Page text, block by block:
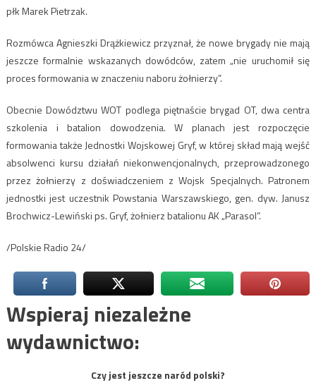
płk Marek Pietrzak.
Rozmówca Agnieszki Drążkiewicz przyznał, że nowe brygady nie mają
jeszcze formalnie wskazanych dowódców, zatem „nie uruchomił się
proces formowania w znaczeniu naboru żołnierzy”.
Obecnie Dowództwu WOT podlega piętnaście brygad OT, dwa centra
szkolenia i batalion dowodzenia. W planach jest rozpoczęcie
formowania także Jednostki Wojskowej Gryf, w której skład mają wejść
absolwenci kursu działań niekonwencjonalnych, przeprowadzonego
przez żołnierzy z doświadczeniem z Wojsk Specjalnych. Patronem
jednostki jest uczestnik Powstania Warszawskiego, gen. dyw. Janusz
Brochwicz-Lewiński ps. Gryf, żołnierz batalionu AK „Parasol”.
/Polskie Radio 24/
Wspieraj niezależne
wydawnictwo:
Czy jest jeszcze naród polski?